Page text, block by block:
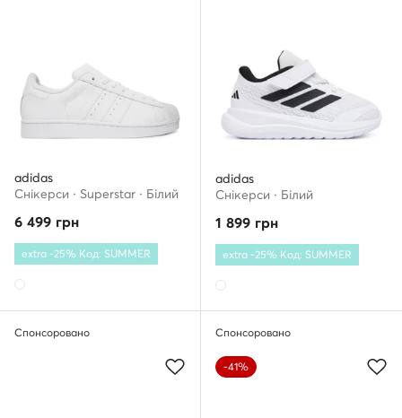
adidas
Снікерcи · Superstar · Білий
6 499 грн
extra -25% Код: SUMMER
adidas
Снікерcи · Білий
1 899 грн
extra -25% Код: SUMMER
Спонсоровано Спонсоровано
-41%